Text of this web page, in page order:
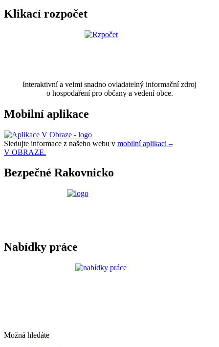
Klikací rozpočet
Interaktivní a velmi snadno ovladatelný informační zdroj
o hospodaření pro občany a vedení obce.
Mobilní aplikace
Sledujte informace z našeho webu v mobilní aplikaci –
V OBRAZE.
Bezpečné Rakovnicko
Nabídky práce
Možná hledáte